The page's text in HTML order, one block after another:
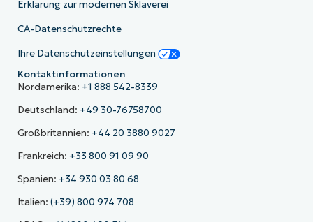
Erklärung zur modernen Sklaverei
CA-Datenschutzrechte
Ihre Datenschutzeinstellungen
Kontaktinformationen
Nordamerika: +1 888 542-8339
Deutschland: +49 30-76758700
Großbritannien: +44 20 3880 9027
Frankreich: +33 800 91 09 90
Spanien: +34 930 03 80 68
Italien: (+39) 800 974 708